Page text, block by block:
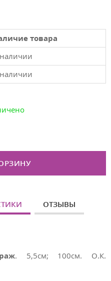
товара
ОТЗЫВЫ
. 5,5см; 100см. О.К.